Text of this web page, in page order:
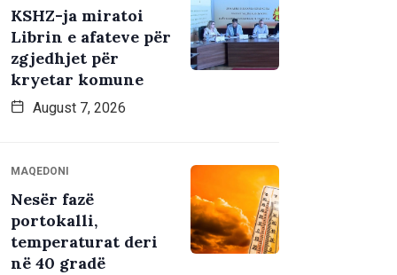
KSHZ-ja miratoi
Librin e afateve për
zgjedhjet për
kryetar komune
August 7, 2026
MAQEDONI
Nesër fazë
portokalli,
temperaturat deri
në 40 gradë